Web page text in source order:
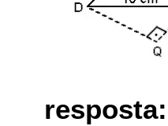
resposta: